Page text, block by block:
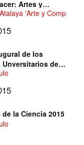
Artes y
'Arte y
de los
Unversitarios de la
de la Ciencia 2015